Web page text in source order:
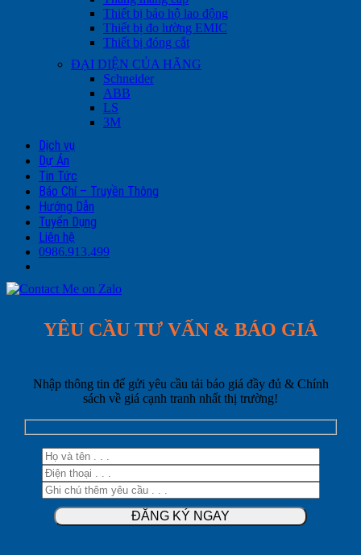
Thiết bị bảo hộ lao động
Thiết bị đo lường EMIC
Thiết bị đóng cắt
ĐẠI DIỆN CỦA HÃNG
Schneider
ABB
LS
3M
Dịch vụ
Dự Án
Tin Tức
Báo Chí – Truyền Thông
Hướng Dẫn
Tuyển Dụng
Liên hệ
0986.913.499
YÊU CẦU TƯ VẤN & BÁO GIÁ
Nhập thông tin để gửi yêu cầu tải báo giá đầy đủ & Chính
sách về giá cạnh tranh nhất thị trường!